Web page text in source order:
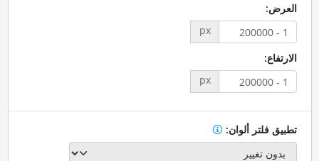
العرض:
px
الارتفاع:
px
تطبيق فلتر ألوان: